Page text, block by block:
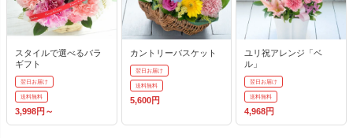
スタイルで選べるバラ
ギフト
翌日お届け
送料無料
3,998円～
カントリーバスケット
翌日お届け
送料無料
5,600円
ユリ祝アレンジ「ベ
ル」
翌日お届け
送料無料
4,968円